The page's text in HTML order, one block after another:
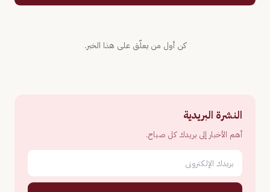
كن أول من يعلّق على هذا الخبر.
النشرة البريدية
أهم الأخبار إلى بريدك كل صباح.